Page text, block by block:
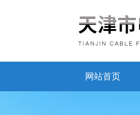
网站首页